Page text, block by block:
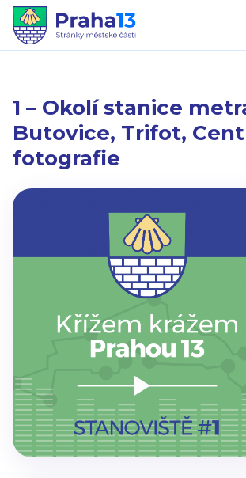
1 – Okolí stanice
Butovice, Trifot,
fotografie